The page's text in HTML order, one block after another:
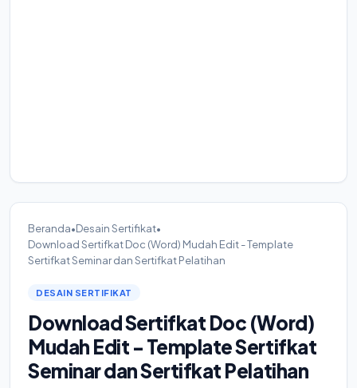
Beranda•Desain Sertifikat•
Download Sertifkat Doc (Word) Mudah Edit - Template
Sertifkat Seminar dan Sertifkat Pelatihan
DESAIN SERTIFIKAT
Download Sertifkat Doc (Word)
Mudah Edit - Template Sertifkat
Seminar dan Sertifkat Pelatihan